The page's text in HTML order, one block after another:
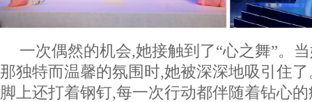
一次偶然的机会,她接触到了“心之舞”。
那独特而温馨的氛围时,她被深深地吸引住
脚上还打着钢钉,每一次行动都伴随着钻心